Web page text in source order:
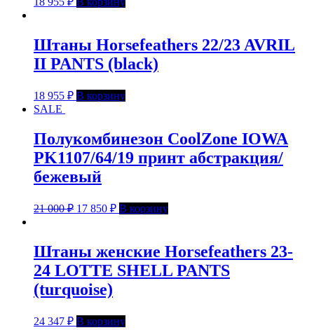
Штаны Horsefeathers 22/23 AVRIL
II PANTS (black)
18 955 ₽ В корзину
SALE
Полукомбинезон CoolZone IOWA
PK1107/64/19 принт абстракция/
бежевый
21 000₽ 17 850 ₽ В корзину
Штаны женские Horsefeathers 23-
24 LOTTE SHELL PANTS
(turquoise)
24 347 ₽ В корзину